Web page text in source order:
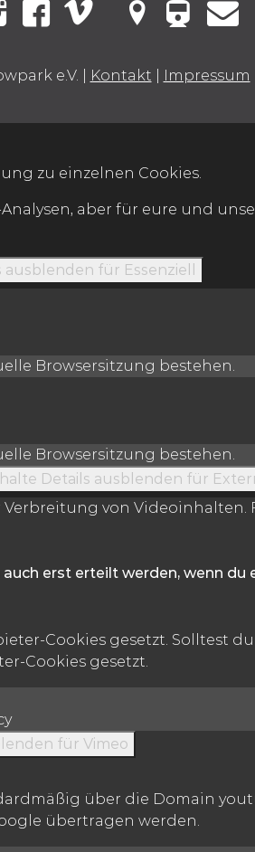
VBB
e.V. Kontakt Impressum
zu einzelnen Cookies.
aber für eure und
ausblenden für Essenziell
Browsersitzung bestehen.
Browsersitzung bestehen.
Details ausblenden für
von
erst erteilt werden, wenn
Cookies gesetzt. Solltest
Cookies gesetzt.
für Vimeo
über die Domain
übertragen werden.